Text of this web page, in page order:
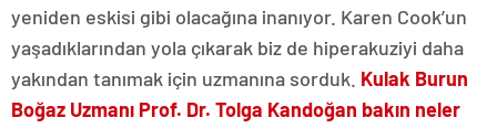
yeniden eskisi gibi olacağına inanıyor. Karen Cook’un
yaşadıklarından yola çıkarak biz de hiperakuziyi daha
yakından tanımak için uzmanına sorduk. Kulak Burun
Boğaz Uzmanı Prof. Dr. Tolga Kandoğan bakın neler